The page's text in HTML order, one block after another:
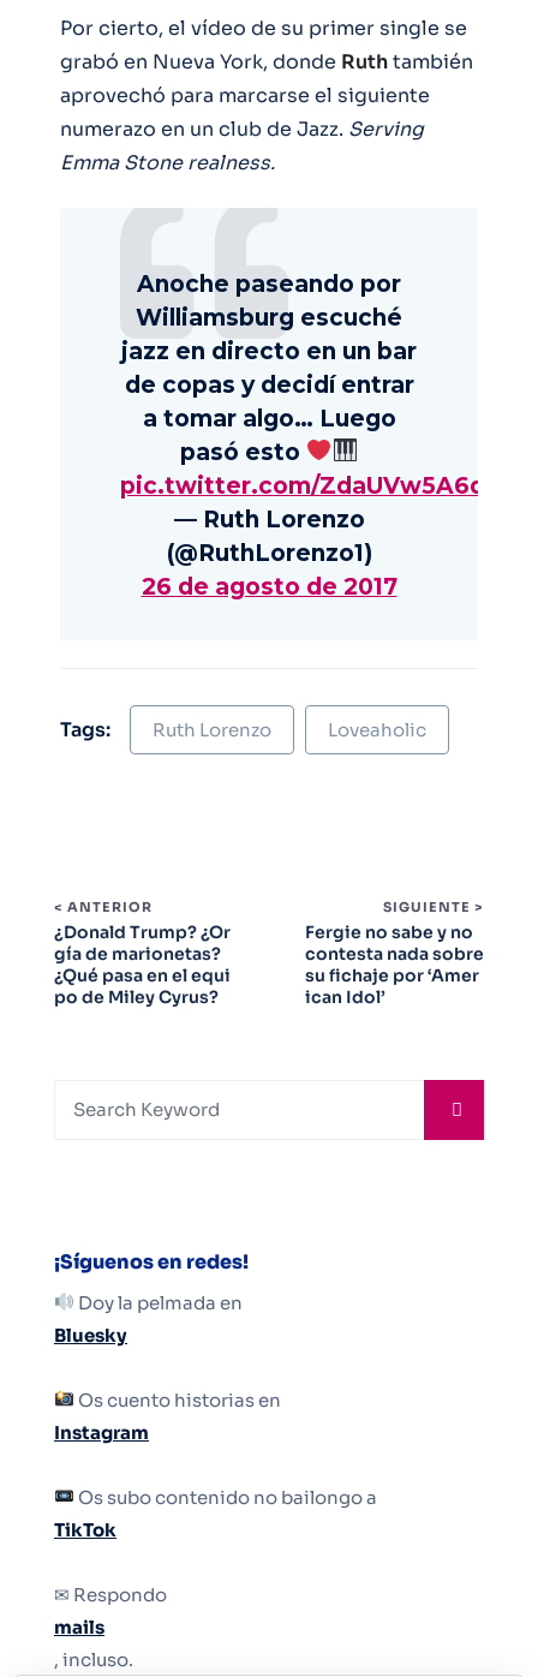
Por cierto, el vídeo de su primer single se
grabó en Nueva York, donde Ruthtambién
aprovechó para marcarse el siguiente
numerazo en un club de Jazz. Serving
Emma Stone realness.
Anoche paseando por
Williamsburg escuché
jazz en directo en un bar
de copas y decidí entrar
a tomar algo… Luego
pasó esto
pic.twitter.com/ZdaUVw5A6d
— Ruth Lorenzo
(@RuthLorenzo1)
26 de agosto de 2017
Tags: Ruth Lorenzo Loveaholic
< ANTERIOR
¿Donald Trump? ¿Or
gía de marionetas?
¿Qué pasa en el equi
po de Miley Cyrus?
SIGUIENTE >
Fergie no sabe y no
contesta nada sobre
su fichaje por ‘Amer
ican Idol’
¡Síguenos en redes!
Doy la pelmada en
Bluesky
Os cuento historias en
Instagram
Os subo contenido no bailongo a
TikTok
✉ Respondo
mails
, incluso.